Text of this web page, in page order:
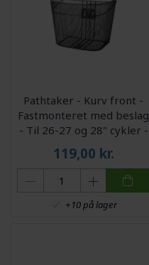
Pathtaker - Kurv front -
Fastmonteret med beslag
- Til 26-27 og 28" cykler -
Sort
119,00 kr.
+10 på lager